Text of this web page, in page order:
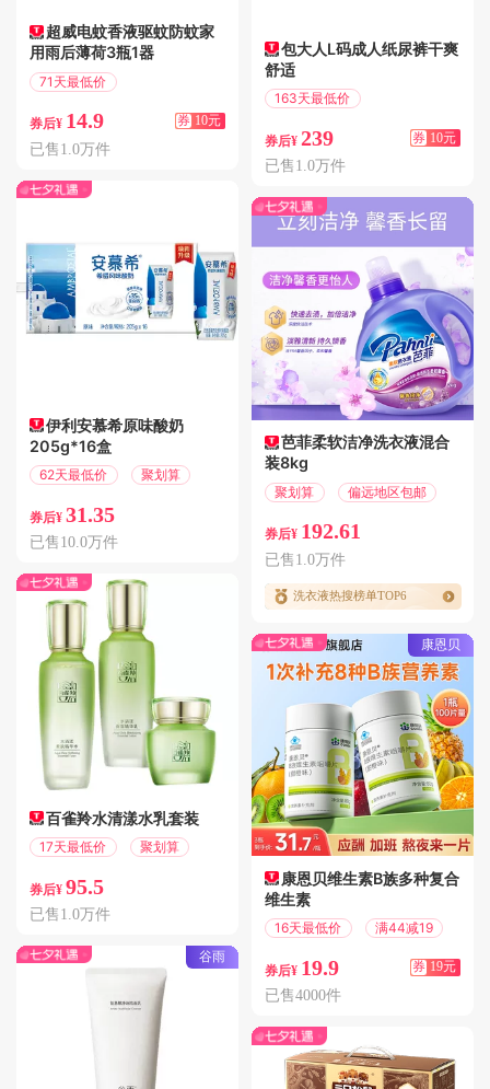
超威电蚊香液驱蚊防蚊家
用雨后薄荷3瓶1器
71天最低价
券后¥ 14.9 券 10元
已售1.0万件
伊利安慕希原味酸奶
205g*16盒
62天最低价 聚划算
券后¥ 31.35
已售10.0万件
百雀羚水清漾水乳套装
17天最低价 聚划算
券后¥ 95.5
已售1.0万件
谷雨
包大人L码成人纸尿裤干爽
舒适
163天最低价
券后¥ 239 券 10元
已售1.0万件
芭菲柔软洁净洗衣液混合
装8kg
聚划算 偏远地区包邮
券后¥ 192.61
已售1.0万件
洗衣液热搜榜单TOP6
康恩贝
康恩贝维生素B族多种复合
维生素
16天最低价 满44减19
券后¥ 19.9 券 19元
已售4000件